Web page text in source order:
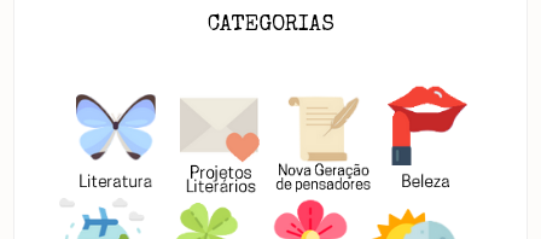
CATEGORIAS